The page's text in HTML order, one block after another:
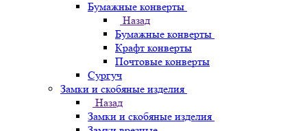
Бумажные конверты
Назад
Бумажные конверты
Крафт конверты
Почтовые конверты
Сургуч
Замки и скобяные изделия
Назад
Замки и скобяные изделия